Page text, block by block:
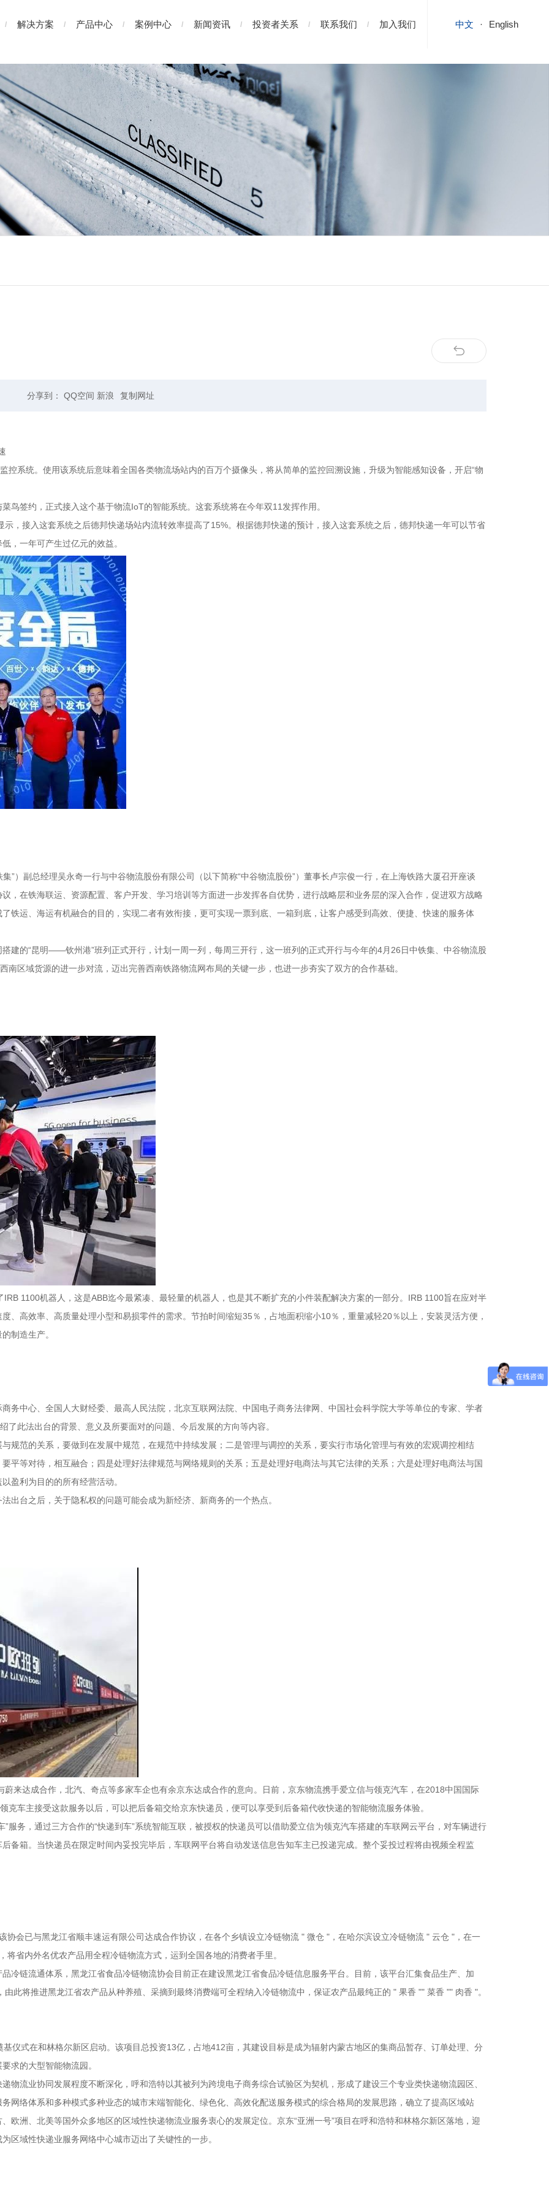
中文 English
解决方案 产品中心 案例中心 新闻资讯 投资者关系 联系我们 加入我们
分享到： QQ空间 新浪 复制网址
控系统。使用该系统后意味着全国各类物流场站内的百万个摄像头，将从简单的监控回溯设施，升级为智能感知设备，开启“物
鸟签约，正式接入这个基于物流IoT的智能系统。这套系统将在今年双11发挥作用。
示，接入这套系统之后德邦快递场站内流转效率提高了15%。根据德邦快递的预计，接入这套系统之后，德邦快递一年可以节省
，一年可产生过亿元的效益。
”）副总经理吴永奇一行与中谷物流股份有限公司（以下简称“中谷物流股份”）董事长卢宗俊一行，在上海铁路大厦召开座谈
，在铁海联运、资源配置、客户开发、学习培训等方面进一步发挥各自优势，进行战略层和业务层的深入合作，促进双方战略
铁运、海运有机融合的目的，实现二者有效衔接，更可实现一票到底、一箱到底，让客户感受到高效、便捷、快速的服务体
建的“昆明——钦州港”班列正式开行，计划一周一列，每周三开行，这一班列的正式开行与今年的4月26日中铁集、中谷物流股
区域货源的进一步对流，迈出完善西南铁路物流网布局的关键一步，也进一步夯实了双方的合作基础。
1100机器人，这是ABB迄今最紧凑、最轻量的机器人，也是其不断扩充的小件装配解决方案的一部分。IRB 1100旨在应对半
、高效率、高质量处理小型和易损零件的需求。节拍时间缩短35％，占地面积缩小10％，重量减轻20％以上，安装灵活方便，
制造生产。
务中心、全国人大财经委、最高人民法院，北京互联网法院、中国电子商务法律网、中国社会科学院大学等单位的专家、学者
此法出台的背景、意义及所要面对的问题、今后发展的方向等内容。
规范的关系，要做到在发展中规范，在规范中持续发展；二是管理与调控的关系，要实行市场化管理与有效的宏观调控相结
平等对待，相互融合；四是处理好法律规范与网络规则的关系；五是处理好电商法与其它法律的关系；六是处理好电商法与国
盈利为目的的所有经营活动。
出台之后，关于隐私权的问题可能会成为新经济、新商务的一个热点。
蔚来达成合作，北汽、奇点等多家车企也有余京东达成合作的意向。日前，京东物流携手爱立信与领克汽车，在2018中国国际
克车主接受这款服务以后，可以把后备箱交给京东快递员，便可以享受到后备箱代收快递的智能物流服务体验。
服务，通过三方合作的“快递到车”系统智能互联，被授权的快递员可以借助爱立信为领克汽车搭建的车联网云平台，对车辆进行
备箱。当快递员在限定时间内妥投完毕后，车联网平台将自动发送信息告知车主已投递完成。整个妥投过程将由视频全程监
协会已与黑龙江省顺丰速运有限公司达成合作协议，在各个乡镇设立冷链物流 " 微仓 "，在哈尔滨设立冷链物流 " 云仓 "，在一
省内外名优农产品用全程冷链物流方式，运到全国各地的消费者手里。
冷链流通体系，黑龙江省食品冷链物流协会目前正在建设黑龙江省食品冷链信息服务平台。目前，该平台汇集食品生产、加
此将推进黑龙江省农产品从种养殖、采摘到最终消费端可全程纳入冷链物流中，保证农产品最纯正的 " 果香 "" 菜香 "" 肉香 "。
仪式在和林格尔新区启动。该项目总投资13亿，占地412亩，其建设目标是成为辐射内蒙古地区的集商品暂存、订单处理、分
求的大型智能物流园。
物流业协同发展程度不断深化，呼和浩特以其被列为跨境电子商务综合试验区为契机，形成了建设三个专业类快递物流园区、
网络体系和多种模式多种业态的城市末端智能化、绿色化、高效化配送服务模式的综合格局的发展思路，确立了提高区域站
欧洲、北美等国外众多地区的区域性快递物流业服务衷心的发展定位。京东“亚洲一号”项目在呼和浩特和林格尔新区落地，迎
区域性快递业服务网络中心城市迈出了关键性的一步。